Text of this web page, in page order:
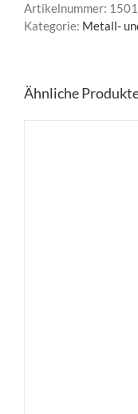
Menge
Artikelnummer:
Kategorie: Metall-
Ähnliche